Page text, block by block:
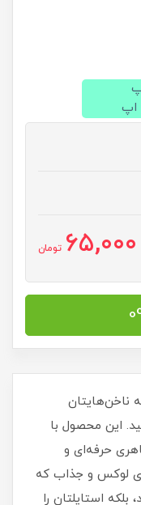
اپ
65,000 تومان
15 میل اوتی لوکس کد 8، به ناخن‌هایتان
این محصول با
حرفه‌ای و
لوکس و جذاب که
استایلتان را